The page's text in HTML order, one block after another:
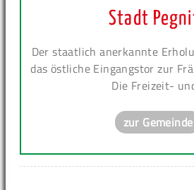
Stadt
Der staatlich anerkannte
das östliche Eingangstor zur
Die Freizeit-
zur Gemeinde